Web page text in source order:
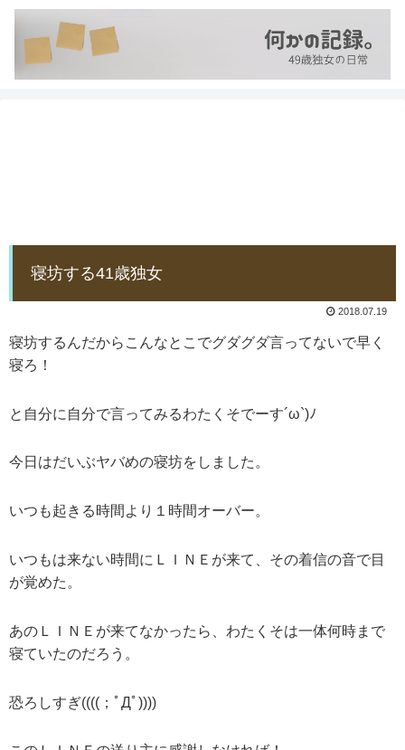
寝坊する41歳独女
2018.07.19
寝坊するんだからこんなとこでグダグダ言ってないで早く
寝ろ！
と自分に自分で言ってみるわたくそでーす´ω`)ﾉ
今日はだいぶヤバめの寝坊をしました。
いつも起きる時間より１時間オーバー。
いつもは来ない時間にＬＩＮＥが来て、その着信の音で目
が覚めた。
あのＬＩＮＥが来てなかったら、わたくそは一体何時まで
寝ていたのだろう。
恐ろしすぎ((((；ﾟДﾟ))))